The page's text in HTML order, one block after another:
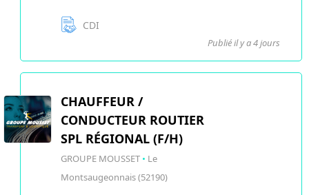
CDI
Publié il y a 4 jours
CHAUFFEUR /
CONDUCTEUR ROUTIER
SPL RÉGIONAL (F/H)
GROUPE MOUSSET • Le
Montsaugeonnais (52190)